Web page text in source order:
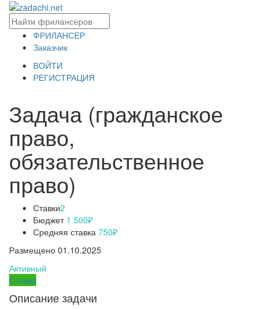
ФРИЛАНСЕР
Заказчик
ВОЙТИ
РЕГИСТРАЦИЯ
Задача (гражданское
право,
обязательственное
право)
Ставки2
Бюджет 1 500₽
Средняя ставка 750₽
Размещено 01.10.2025
Активный
Ставка
Описание задачи